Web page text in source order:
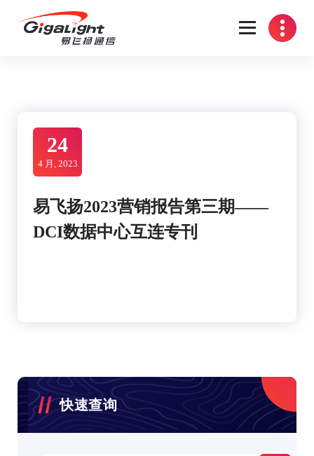
24
4 月, 2023
易飞扬2023营销报告第三期——
DCI数据中心互连专刊
快速查询